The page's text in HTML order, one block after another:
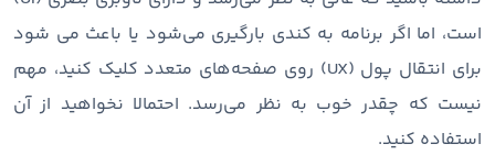
است، اما اگر برنامه به کندی بارگیری می‌شود یا باعث می شود
برای انتقال پول (UX) روی صفحه‌های متعدد کلیک کنید، مهم
نیست که چقدر خوب به نظر می‌رسد. احتمالا نخواهید از آن
استفاده کنید.